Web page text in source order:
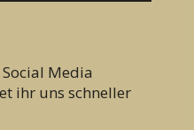
Social Media
ihr uns schneller